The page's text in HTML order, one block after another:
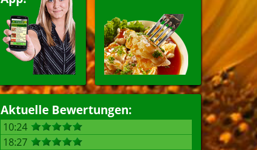
Aktuelle Bewertungen:
10:24
18:27